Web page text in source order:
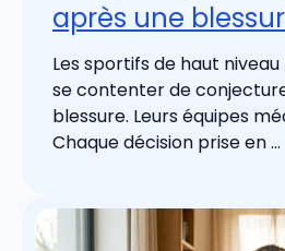
après une
Les sportifs de haut
se contenter de
blessure. Leurs équipes
Chaque décision prise en ...